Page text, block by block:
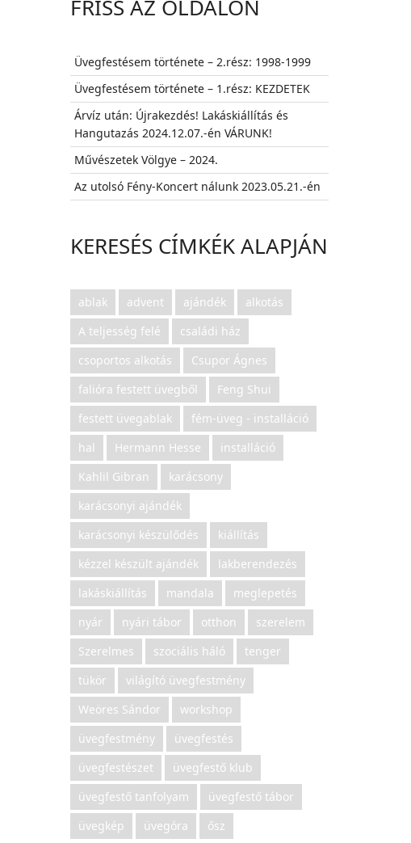
FRISS AZ OLDALON
Üvegfestésem története – 2.rész: 1998-1999
Üvegfestésem története – 1.rész: KEZDETEK
Árvíz után: Újrakezdés! Lakáskiállítás és
Hangutazás 2024.12.07.-én VÁRUNK!
Művészetek Völgye – 2024.
Az utolsó Fény-Koncert nálunk 2023.05.21.-én
KERESÉS CÍMKÉK ALAPJÁN
ablak advent ajándék
alkotás
A teljesség felé
családi ház
csoportos alkotás
Csupor Ágnes
falióra festett üvegből
Feng Shui
festett üvegablak
fém-üveg - installáció
hal
Hermann Hesse
installáció
Kahlil Gibran
karácsony
karácsonyi ajándék
karácsonyi készülődés
kiállítás
kézzel készült ajándék
lakberendezés
lakáskiállítás
mandala
meglepetés
nyár
nyári tábor otthon
szerelem
Szerelmes
szociális háló
tenger
tükör
világító üvegfestmény
Weöres Sándor
workshop
üvegfestmény
üvegfestés
üvegfestészet
üvegfestő klub
üvegfestő tanfolyam
üvegfestő tábor
üvegkép
üvegóra ősz